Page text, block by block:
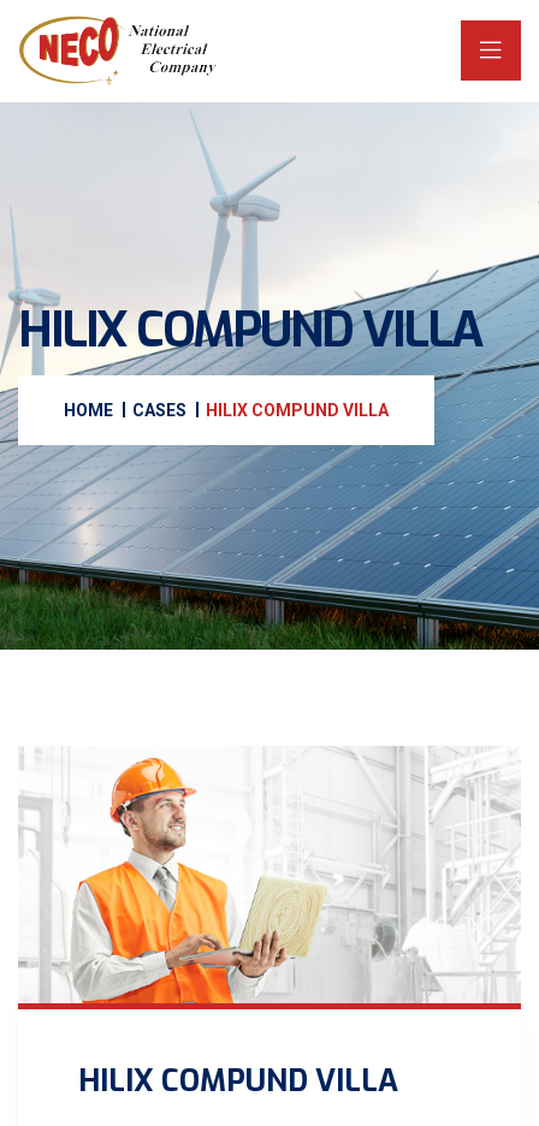
HILIX COMPUND VILLA
HOME CASES HILIX COMPUND VILLA
HILIX COMPUND VILLA